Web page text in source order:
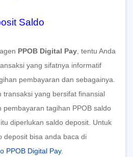
Saldo
PPOB Digital Pay , tentu Anda
yang sifatnya informatif
pembayaran dan sebagainya.
transaksi yang bersifat finansial
pembayaran tagihan PPOB saldo
diperlukan saldo deposit. Untuk
deposit bisa anda baca di
PPOB Digital Pay.